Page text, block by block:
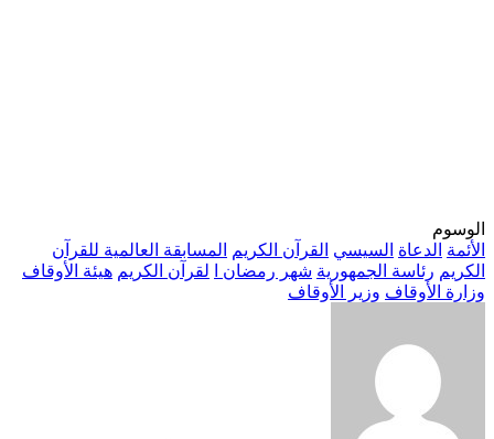
الوسوم
الأئمة الدعاة السيسي القرآن الكريم
المسابقة العالمية للقرآن
الكريم رئاسة الجمهورية شهر رمضان ا لقرآن الكريم هيئة الأوقاف
وزارة الأوقاف وزير الأوقاف